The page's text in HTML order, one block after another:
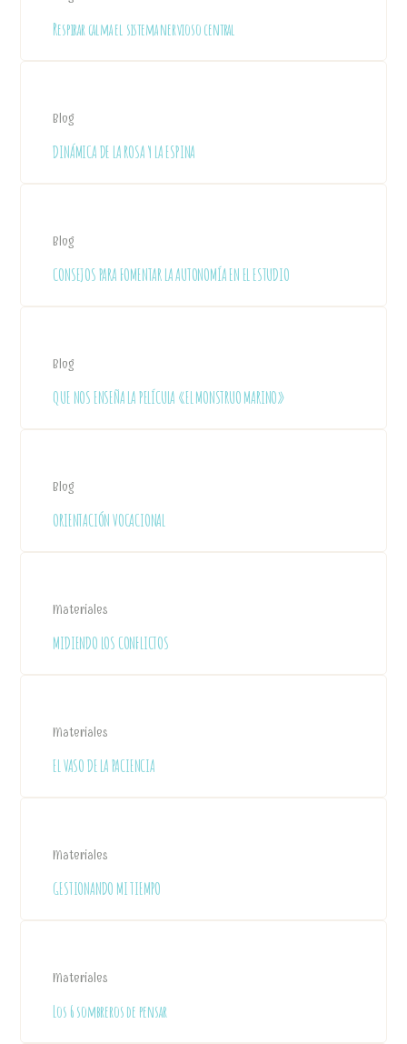
Respirar calma el sistema nervioso central
Blog
DINÁMICA DE LA ROSA Y LA ESPINA
Blog
CONSEJOS PARA FOMENTAR LA AUTONOMÍA EN EL ESTUDIO
Blog
QUE NOS ENSEÑA LA PELÍCULA «EL MONSTRUO MARINO»
Blog
ORIENTACIÓN VOCACIONAL
Materiales
MIDIENDO LOS CONFLICTOS
Materiales
EL VASO DE LA PACIENCIA
Materiales
GESTIONANDO MI TIEMPO
Materiales
Los 6 sombreros de pensar